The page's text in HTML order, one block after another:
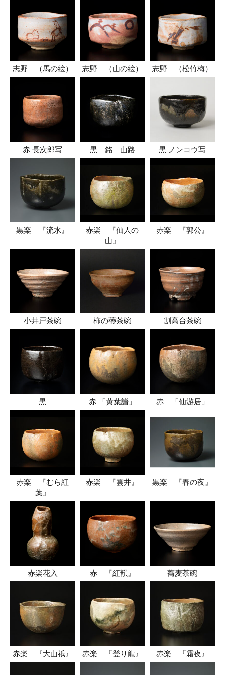
志野 （馬の絵） 志野 （山の絵） 志野 （松竹梅）
赤 長次郎写 黒 銘 山路 黒 ノンコウ写
黒楽 『流水』
赤楽 『仙人の
山』
赤楽 『郭公』
小井戸茶碗 柿の蔕茶碗 割高台茶碗
黒 赤 「黄葉譜」 赤 「仙游居」
赤楽 『むら紅
葉』
赤楽 『雲井』 黒楽 『春の夜』
赤楽花入 赤 『紅韻』 蕎麦茶碗
赤楽 『大山祇』 赤楽 『登り龍』 赤楽 『霜夜』